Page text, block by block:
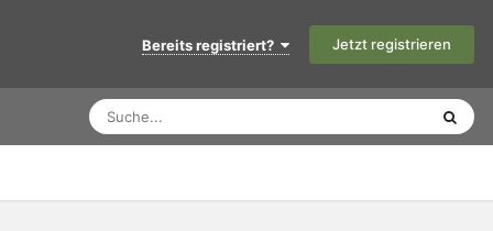
Bereits registriert? Jetzt registrieren